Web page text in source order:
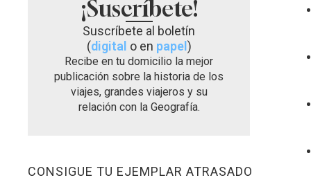
¡Suscríbete!
Suscríbete al boletín
(digital o en papel )
Recibe en tu domicilio la mejor
publicación sobre la historia de los
viajes, grandes viajeros y su
relación con la Geografía.
CONSIGUE TU EJEMPLAR ATRASADO